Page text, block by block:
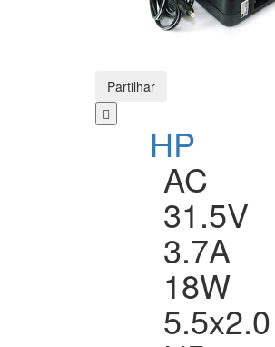
Partilhar
HP
AC
31.5V
3.7A
18W
5.5x2.0